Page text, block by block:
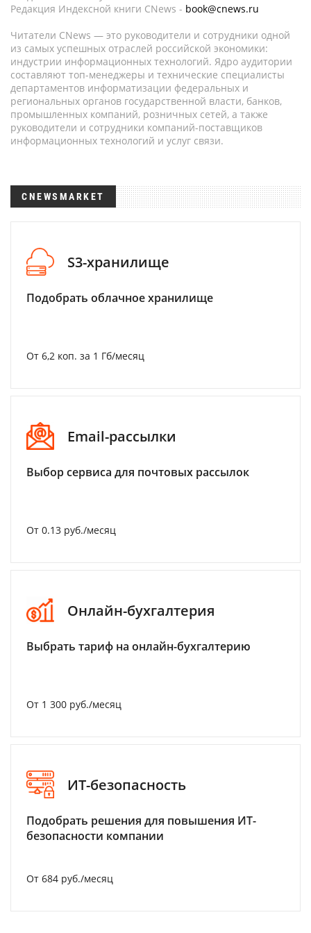
Редакция Индексной книги CNews - book@cnews.ru
Читатели CNews — это руководители и сотрудники одной
из самых успешных отраслей российской экономики:
индустрии информационных технологий. Ядро аудитории
составляют топ-менеджеры и технические специалисты
департаментов информатизации федеральных и
региональных органов государственной власти, банков,
промышленных компаний, розничных сетей, а также
руководители и сотрудники компаний-поставщиков
информационных технологий и услуг связи.
CNEWSMARKET
S3-хранилище
Подобрать облачное хранилище
От 6,2 коп. за 1 Гб/месяц
Email-рассылки
Выбор сервиса для почтовых рассылок
От 0.13 руб./месяц
Онлайн-бухгалтерия
Выбрать тариф на онлайн-бухгалтерию
От 1 300 руб./месяц
ИТ-безопасность
Подобрать решения для повышения ИТ-
безопасности компании
От 684 руб./месяц